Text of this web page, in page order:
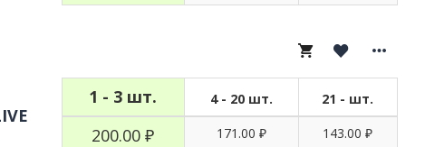
1 - 3 шт. 4 - 20 шт. 21 - шт.
200.00 ₽ 171.00 ₽ 143.00 ₽